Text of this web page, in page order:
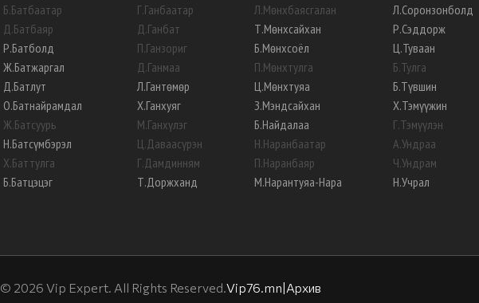
Б.Батбаатар
Д.Батбаяр
Р.Батболд
Ж.Батжаргал
Д.Батлут
О.Батнайрамдал
Ж.Батсуурь
Н.Батсүмбэрэл
Х.Баттулга
Б.Батцэцэг
Г.Ганбаатар
Д.Ганбат
П.Ганзориг
Д.Ганмаа
Л.Гантөмөр
Х.Ганхуяг
М.Ганхүлэг
Ц.Даваасүрэн
Г.Дамдинням
Т.Доржханд
Л.Мөнхбаясгалан
Т.Мөнхсайхан
Б.Мөнхсоёл
П.Мөнхтулга
Ц.Мөнхтуяа
З.Мэндсайхан
Б.Найдалаа
Н.Наранбаатар
П.Наранбаяр
М.Нарантуяа-Нара
Л.Соронзонболд
Р.Сэддорж
Ц.Туваан
Б.Тулга
Б.Түвшин
Х.Тэмүүжин
Г.Тэмүүлэн
А.Ундраа
Ч.Ундрам
Н.Учрал
© 2026 Vip Expert. All Rights Reserved.Vip76.mn Архив